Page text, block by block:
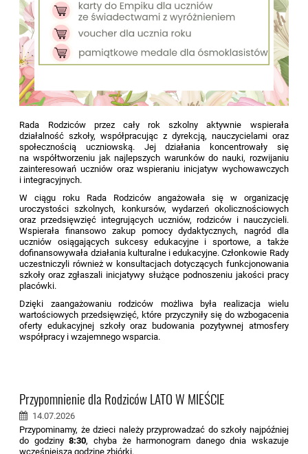
Rada Rodziców przez cały rok szkolny aktywnie wspierała
działalność szkoły, współpracując z dyrekcją, nauczycielami oraz
społecznością uczniowską. Jej działania koncentrowały się
na współtworzeniu jak najlepszych warunków do nauki, rozwijaniu
zainteresowań uczniów oraz wspieraniu inicjatyw wychowawczych
i integracyjnych.
W ciągu roku Rada Rodziców angażowała się w organizację
uroczystości szkolnych, konkursów, wydarzeń okolicznościowych
oraz przedsięwzięć integrujących uczniów, rodziców i nauczycieli.
Wspierała finansowo zakup pomocy dydaktycznych, nagród dla
uczniów osiągających sukcesy edukacyjne i sportowe, a także
dofinansowywała działania kulturalne i edukacyjne. Członkowie Rady
uczestniczyli również w konsultacjach dotyczących funkcjonowania
szkoły oraz zgłaszali inicjatywy służące podnoszeniu jakości pracy
placówki.
Dzięki zaangażowaniu rodziców możliwa była realizacja wielu
wartościowych przedsięwzięć, które przyczyniły się do wzbogacenia
oferty edukacyjnej szkoły oraz budowania pozytywnej atmosfery
współpracy i wzajemnego wsparcia.
Przypomnienie dla Rodziców LATO W MIEŚCIE
14.07.2026
Przypominamy, że dzieci należy przyprowadzać do szkoły najpóźniej
do godziny8:30, chyba że harmonogram danego dnia wskazuje
wcześniejszą godzinę zbiórki.